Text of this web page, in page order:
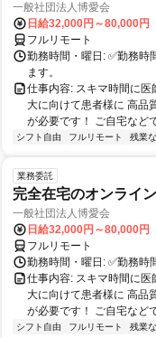
一般社団法人博愛会
日給32,000円～80,000円
フルリモート
勤務時間・曜日: ✅勤務
ます。
仕事内容: スキマ時間に
大に向けて患者様に 高品
が必要です！ ご自宅など
シフト自由 フルリモート 残業な
業務委託
完全在宅のオンライ
一般社団法人博愛会
日給32,000円～80,000円
フルリモート
勤務時間・曜日: ✅勤務
仕事内容: スキマ時間に
大に向けて患者様に 高品
が必要です！ ご自宅など
シフト自由 フルリモート 残業な